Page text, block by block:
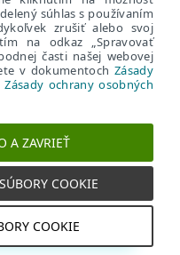
spol. s r.o. Všetky práva
súhlas s používaním
zrušiť alebo svoj
na odkaz „Spravovať
časti našej webovej
v dokumentoch Zásady
Zásady ochrany osobných
A ZAVRIEŤ
COOKIE
COOKIE